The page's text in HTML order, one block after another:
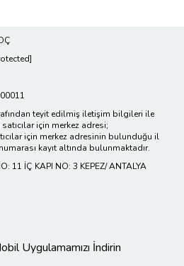
teyit edilmiş iletişim bilgileri ile
için merkez adresi;
için merkez adresinin bulunduğu il
kayıt altında bulunmaktadır.
11 İÇ KAPI NO: 3 KEPEZ/ ANTALYA
Uygulamamızı İndirin